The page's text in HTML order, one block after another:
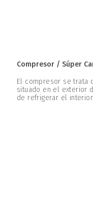
Compresor / Súper
El compresor se trata
situado en el exterior
de refrigerar el